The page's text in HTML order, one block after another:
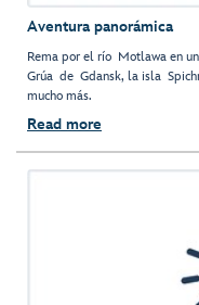
Aventura panorámica
Rema por el río Motlawa en
Grúa de Gdansk, la isla
mucho más.
Read more